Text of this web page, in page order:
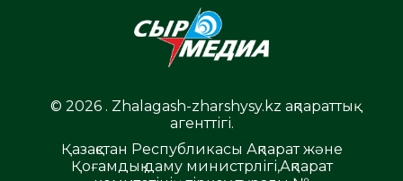
© 2026 . Zhalagash-zharshysy.kz ақпараттық
агенттігі.
Қазақстан Республикасы Ақпарат және
Қоғамдық даму министрлігі,Ақпарат